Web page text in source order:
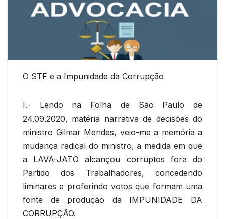
O STF e a Impunidade da Corrupção
I.- Lendo na Folha de São Paulo de
24.09.2020, matéria narrativa de decisões do
ministro Gilmar Mendes, veio-me a memória a
mudança radical do ministro, a medida em que
a LAVA-JATO alcançou corruptos fora do
Partido dos Trabalhadores, concedendo
liminares e proferindo votos que formam uma
fonte de produção da IMPUNIDADE DA
CORRUPÇÃO.